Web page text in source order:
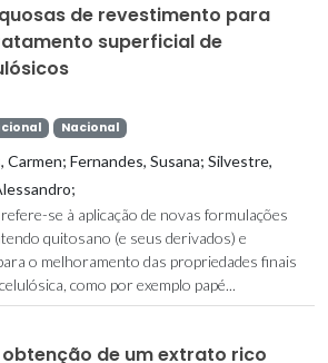
de revestimento para
superficial de
Nacional
Carmen; Fernandes, Susana; Silvestre,
se à aplicação de novas formulações
quitosano (e seus derivados) e
o melhoramento das propriedades finais
como por exemplo papé...
de um extrato rico